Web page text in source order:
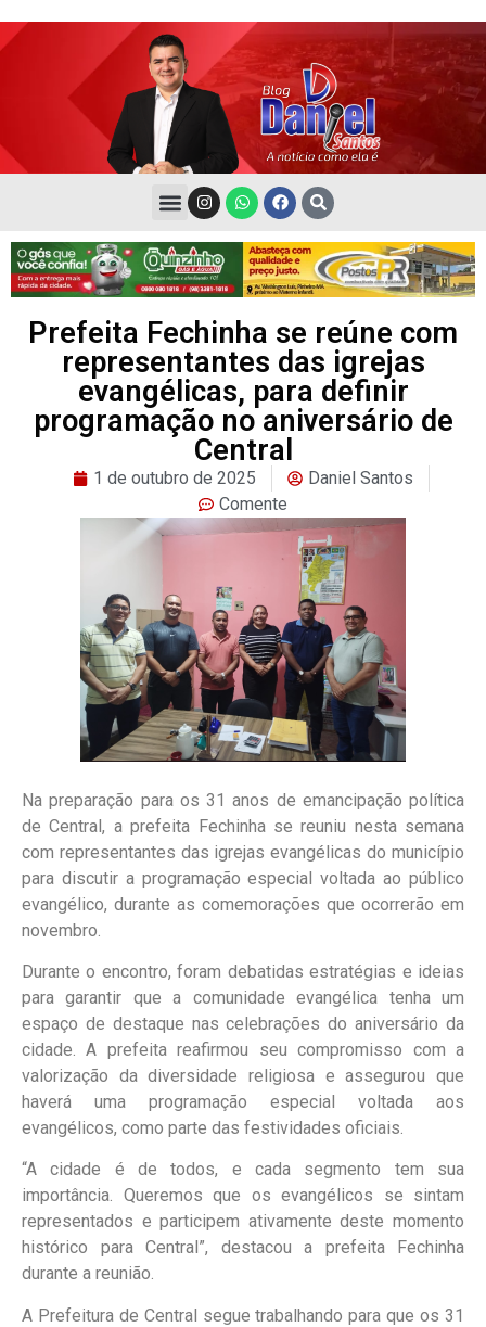
Prefeita Fechinha se reúne com
representantes das igrejas
evangélicas, para definir
programação no aniversário de
Central
1 de outubro de 2025
Daniel Santos
Comente
Na preparação para os 31 anos de emancipação política
de Central, a prefeita Fechinha se reuniu nesta semana
com representantes das igrejas evangélicas do município
para discutir a programação especial voltada ao público
evangélico, durante as comemorações que ocorrerão em
novembro.
Durante o encontro, foram debatidas estratégias e ideias
para garantir que a comunidade evangélica tenha um
espaço de destaque nas celebrações do aniversário da
cidade. A prefeita reafirmou seu compromisso com a
valorização da diversidade religiosa e assegurou que
haverá uma programação especial voltada aos
evangélicos, como parte das festividades oficiais.
“A cidade é de todos, e cada segmento tem sua
importância. Queremos que os evangélicos se sintam
representados e participem ativamente deste momento
histórico para Central”, destacou a prefeita Fechinha
durante a reunião.
A Prefeitura de Central segue trabalhando para que os 31